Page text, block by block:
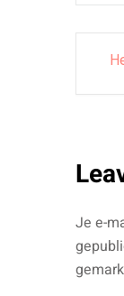
Je e-